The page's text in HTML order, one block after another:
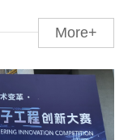
More+